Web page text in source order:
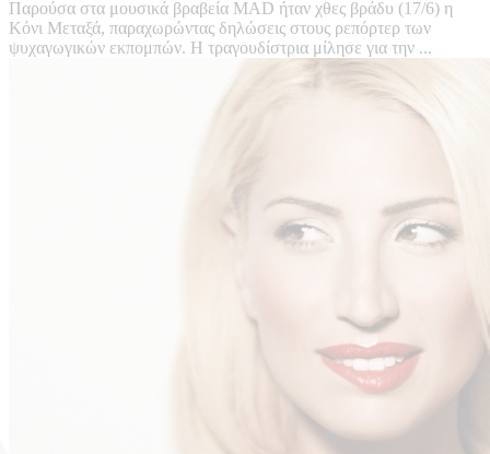
Παρούσα στα μουσικά βραβεία MAD ήταν χθες βράδυ (17/6) η
Κόνι Μεταξά, παραχωρώντας δηλώσεις στους ρεπόρτερ των
ψυχαγωγικών εκπομπών. Η τραγουδίστρια μίλησε για την ...